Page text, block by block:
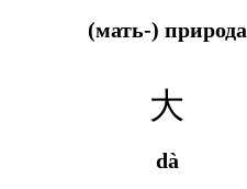
(мать-) природа
大
dà